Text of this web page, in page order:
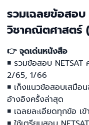
รวมเฉลยข้อสอบ
วิชาคณิตศาสตร์
👉 จุดเด่นหนังสือ
◾ รวมข้อสอบ
2/65, 1/66
◾ เก็งแนวข้อสอบเสมื
อ้างอิงครั้งล่าสุด
◾ เฉลยละเอียดทุกข้อ เข้